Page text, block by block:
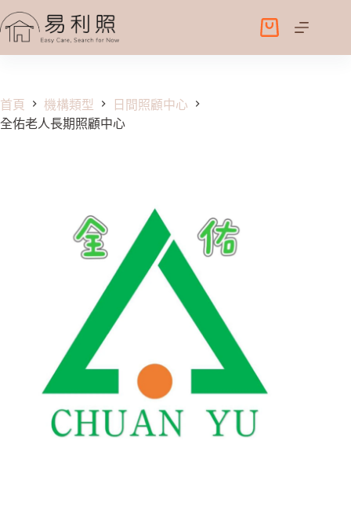
至
容
購
物
首頁 機構類型
日間照顧中心
全佑老人長期照顧中心